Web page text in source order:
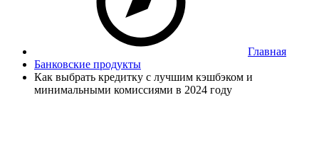
Главная
Банковские продукты
Как выбрать кредитку с лучшим кэшбэком и
минимальными комиссиями в 2024 году